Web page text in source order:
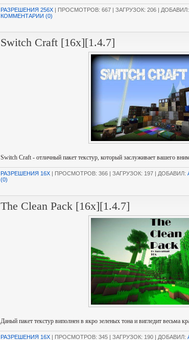
РАЗРЕШЕНИЯ 256X | ПРОСМОТРОВ: 667 | ЗАГРУЗОК: 206 | ДОБАВИЛ:
КОММЕНТАРИИ (0)
Switch Craft [16x][1.4.7]
Switch Craft - отличный пакет текстур, который заслуживает вашего
РАЗРЕШЕНИЯ 16X | ПРОСМОТРОВ: 366 | ЗАГРУЗОК: 197 | ДОБАВИЛ:
(0)
The Clean Pack [16x][1.4.7]
Даный пакет текстур виполнен в якро зеленых тона и вигледит весьма
РАЗРЕШЕНИЯ 16X | ПРОСМОТРОВ: 345 | ЗАГРУЗОК: 190 | ДОБАВИЛ: